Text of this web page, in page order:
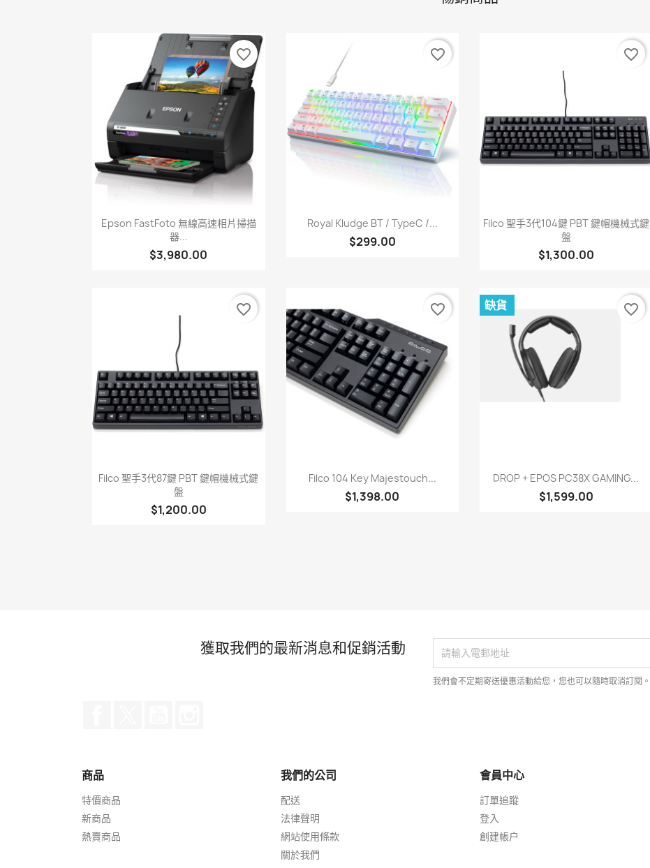
快速查看
Epson FastFoto 無線高速相片掃描
器...
$3,980.00
favorite_border
快速查看
Royal Kludge BT / TypeC /...
$299.00
favorite_border
快速查看
Filco 聖手3代104鍵 PBT 鍵帽機械式鍵
盤
$1,300.00
favorite_border
快速查看
Filco 聖手3代87鍵 PBT 鍵帽機械式鍵
盤
$1,200.00
favorite_border
快速查看
Filco 104 Key Majestouch...
$1,398.00
favorite_border
快速查看
DROP + EPOS PC38X GAMING...
$1,599.00
缺貨 favorite_border
獲取我們的最新消息和促銷活動
我們會不定期寄送優惠活動給您，您也可以隨時取消訂閱。
商品
特價商品
新商品
熱賣商品
我們的公司
配送
法律聲明
網站使用條款
關於我們
會員中心
訂單追蹤
登入
創建帳户